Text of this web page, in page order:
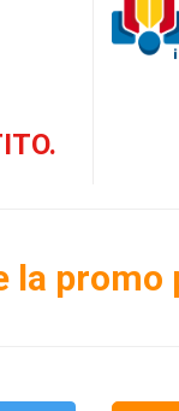
la